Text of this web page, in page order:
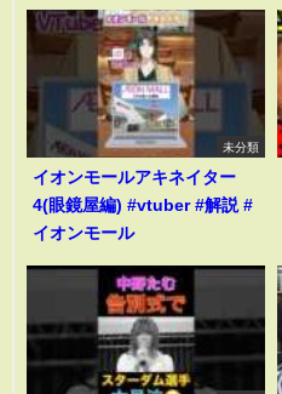
未分類
イオンモールアキネイター
4(眼鏡屋編) #vtuber #解説 #
イオンモール